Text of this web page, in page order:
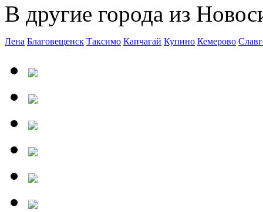
В другие города из
Лена Благовещенск Таксимо Капчагай Купино Кемерово